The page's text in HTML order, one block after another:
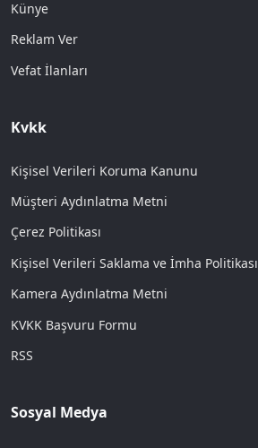
Künye
Reklam Ver
Vefat İlanları
Kvkk
Kişisel Verileri Koruma Kanunu
Müşteri Aydınlatma Metni
Çerez Politikası
Kişisel Verileri Saklama ve İmha Politikası
Kamera Aydınlatma Metni
KVKK Başvuru Formu
RSS
Sosyal Medya